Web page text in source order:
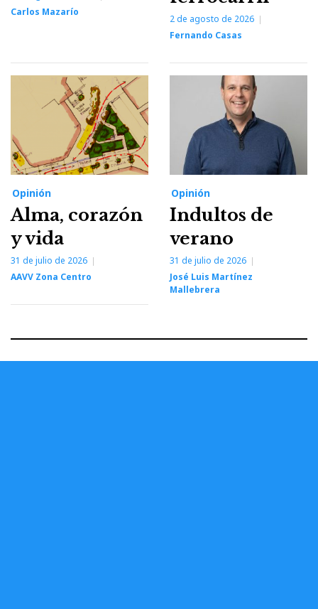
Carlos Mazarío
2 de agosto de 2026
Fernando Casas
Opinión
Alma, corazón
y vida
31 de julio de 2026
AAVV Zona Centro
Opinión
Indultos de
verano
31 de julio de 2026
José Luis Martínez
Mallebrera